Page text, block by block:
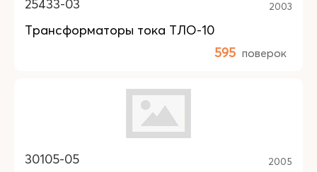
25433-03 2003
Трансформаторы тока ТЛО-10
595 поверок
30105-05 2005